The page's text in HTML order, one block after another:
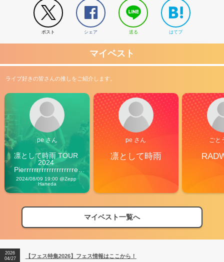
ポスト シェア 送る はてブ
マイベスト
ライブ好きの皆さんの推しをご紹介します。
pe さん
凛として時雨 TOUR
2024
Pierrrrrrrrrrrrrrrrrrrre
Vibes
2024/08/09 19:00 @Zepp
Haneda
pe さん
凛として時雨
ごと
マイベスト一覧へ
【フェス特集2026】フェス情報はここから！
【ライブ動員ランキング】2026年上半期編発表！
2026
04/27
【フェス特集2026】フェス情報はここから！